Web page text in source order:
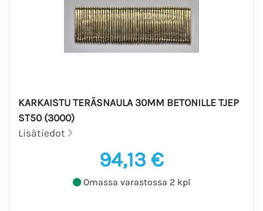
KARKAISTU TERÄSNAULA 30MM BETONILLE TJEP
ST50 (3000)
Lisätiedot
94,13 €
Omassa varastossa 2 kpl